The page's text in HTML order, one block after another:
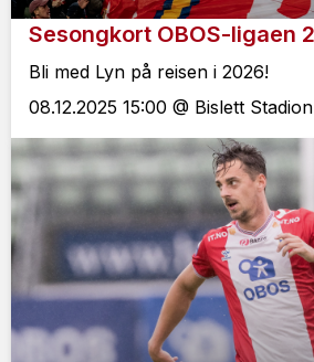
Sesongkort OBOS-ligaen
Bli med Lyn på reisen i 2026!
08.12.2025 15:00 @ Bislett Stadion